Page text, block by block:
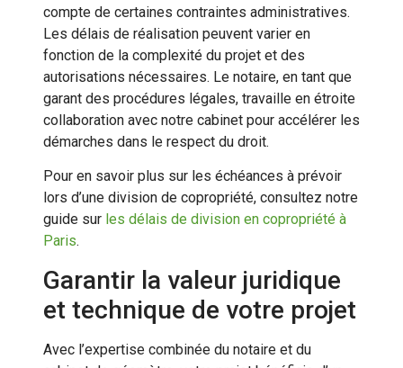
compte de certaines contraintes administratives.
Les délais de réalisation peuvent varier en
fonction de la complexité du projet et des
autorisations nécessaires. Le notaire, en tant que
garant des procédures légales, travaille en étroite
collaboration avec notre cabinet pour accélérer les
démarches dans le respect du droit.
Pour en savoir plus sur les échéances à prévoir
lors d’une division de copropriété, consultez notre
guide sur les délais de division en copropriété à
Paris.
Garantir la valeur juridique
et technique de votre projet
Avec l’expertise combinée du notaire et du